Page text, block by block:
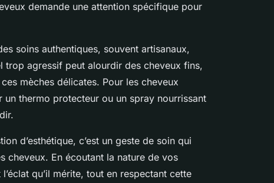
demande une attention spécifique pour
soins authentiques, souvent artisanaux,
trop agressif peut alourdir des cheveux fins,
mèches délicates. Pour les cheveux
thermo protecteur ou un spray nourrissant
d’esthétique, c’est un geste de soin qui
cheveux. En écoutant la nature de vos
qu’il mérite, tout en respectant cette